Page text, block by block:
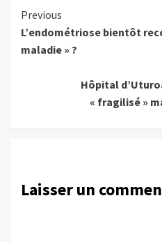
Continue
Reading
Previous
L’endométriose bientôt
maladie » ?
Hôpital
« fragilisé »
Laisser un